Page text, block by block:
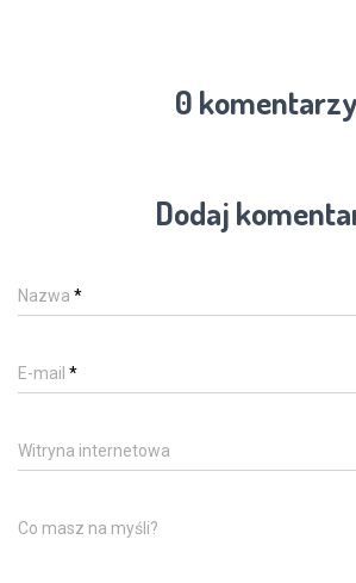
0 komentarzy
Dodaj
Nazwa *
E-mail *
Witryna internetowa
Co masz na myśli?